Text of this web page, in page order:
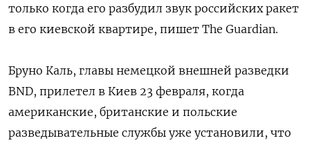
только когда его разбудил звук российских ракет
в его киевской квартире, пишет The Guardian.
Бруно Каль, главы немецкой внешней разведки
BND, прилетел в Киев 23 февраля, когда
американские, британские и польские
разведывательные службы уже установили, что